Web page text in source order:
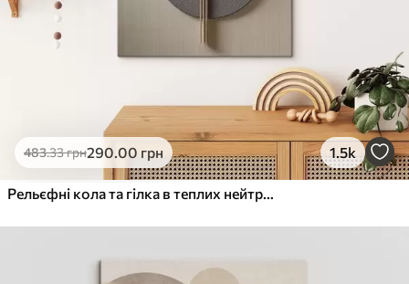
483.33грн290.00 грн 1.5k
Рельєфні кола та гілка в теплих нейтральних тонах